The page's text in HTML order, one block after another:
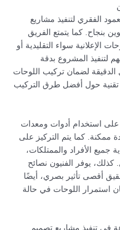
الفقري لتنفيذ مشاريع
بنجاح. كما يتمتع الفريق
الإعلانية سواء التقليدية أو
لتنفيذ المشروع بدقة
الدقيقة لضمان تركيب اللوحات
تقنية حول أفضل طرق التركيب
استخدام أدوات ومعدات
ممكنة. كما يتم التركيز على
جميع الأفراد والممتلكات،
كذلك، يوفر الفنيون نصائح
أقصى تأثير بصري، أيضًا
استمرار اللوحات في حالة
في تنفيذ مشاريع تصميم